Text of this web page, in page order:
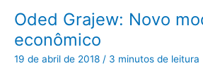
Oded Grajew: Novo
econômico
19 de abril de 2018 / 3 minutos de leitura
Oded
Grajew:
Novo
modelo
econômico